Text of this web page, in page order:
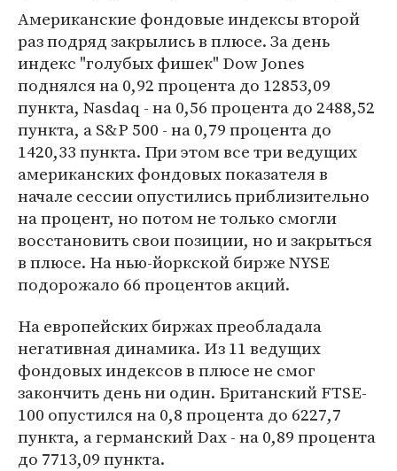
Американские фондовые индексы второй
раз подряд закрылись в плюсе. За день
индекс "голубых фишек" Dow Jones
поднялся на 0,92 процента до 12853,09
пункта, Nasdaq - на 0,56 процента до 2488,52
пункта, а S&P 500 - на 0,79 процента до
1420,33 пункта. При этом все три ведущих
американских фондовых показателя в
начале сессии опустились приблизительно
на процент, но потом не только смогли
восстановить свои позиции, но и закрыться
в плюсе. На нью-йоркской бирже NYSE
подорожало 66 процентов акций.
На европейских биржах преобладала
негативная динамика. Из 11 ведущих
фондовых индексов в плюсе не смог
закончить день ни один. Британский FTSE-
100 опустился на 0,8 процента до 6227,7
пункта, а германский Dax - на 0,89 процента
до 7713,09 пункта.